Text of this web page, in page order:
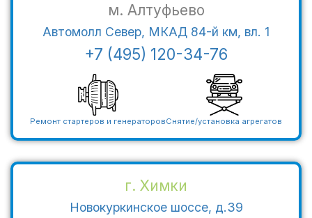
м. Алтуфьево
Автомолл Север, МКАД 84-й км, вл. 1
+7 (495) 120-34-76
Ремонт стартеров и генераторовСнятие/установка агрегатов
г. Химки
Новокуркинское шоссе, д.39